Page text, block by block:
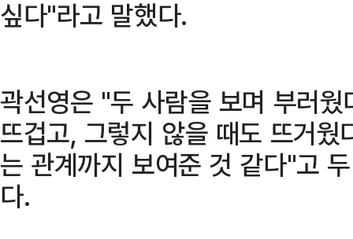
싶다"라고 말했다.
곽선영은 "두 사람을 보며 부러
뜨겁고, 그렇지 않을 때도 뜨거
는 관계까지 보여준 것 같다"고
다.